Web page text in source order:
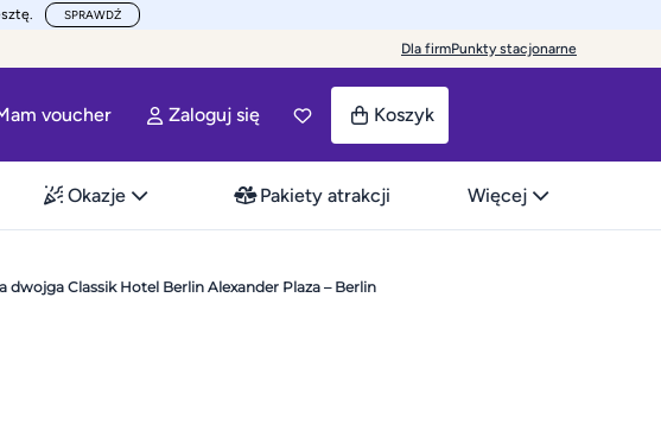
SPRAWDŹ
Dla firmPunkty stacjonarne
voucher Zaloguj się Koszyk
Okazje Pakiety atrakcji Więcej
Classik Hotel Berlin Alexander Plaza – Berlin